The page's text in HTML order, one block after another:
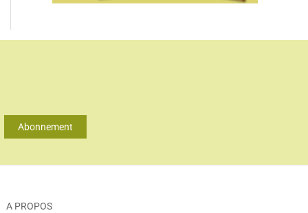
Abonnement
A PROPOS